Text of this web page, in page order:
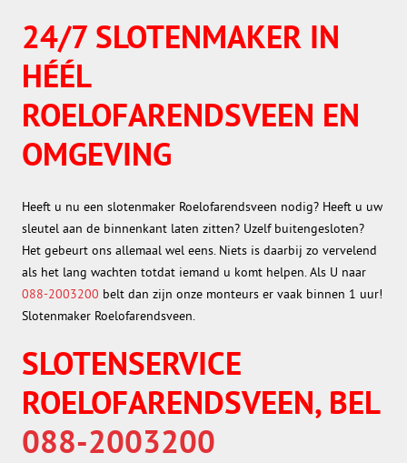
24/7 SLOTENMAKER IN
HÉÉL
ROELOFARENDSVEEN EN
OMGEVING
Heeft u nu een slotenmaker Roelofarendsveen nodig? Heeft u uw
sleutel aan de binnenkant laten zitten? Uzelf buitengesloten?
Het gebeurt ons allemaal wel eens. Niets is daarbij zo vervelend
als het lang wachten totdat iemand u komt helpen. Als U naar
088-2003200 belt dan zijn onze monteurs er vaak binnen 1 uur!
Slotenmaker Roelofarendsveen.
SLOTENSERVICE
ROELOFARENDSVEEN, BEL
088-2003200